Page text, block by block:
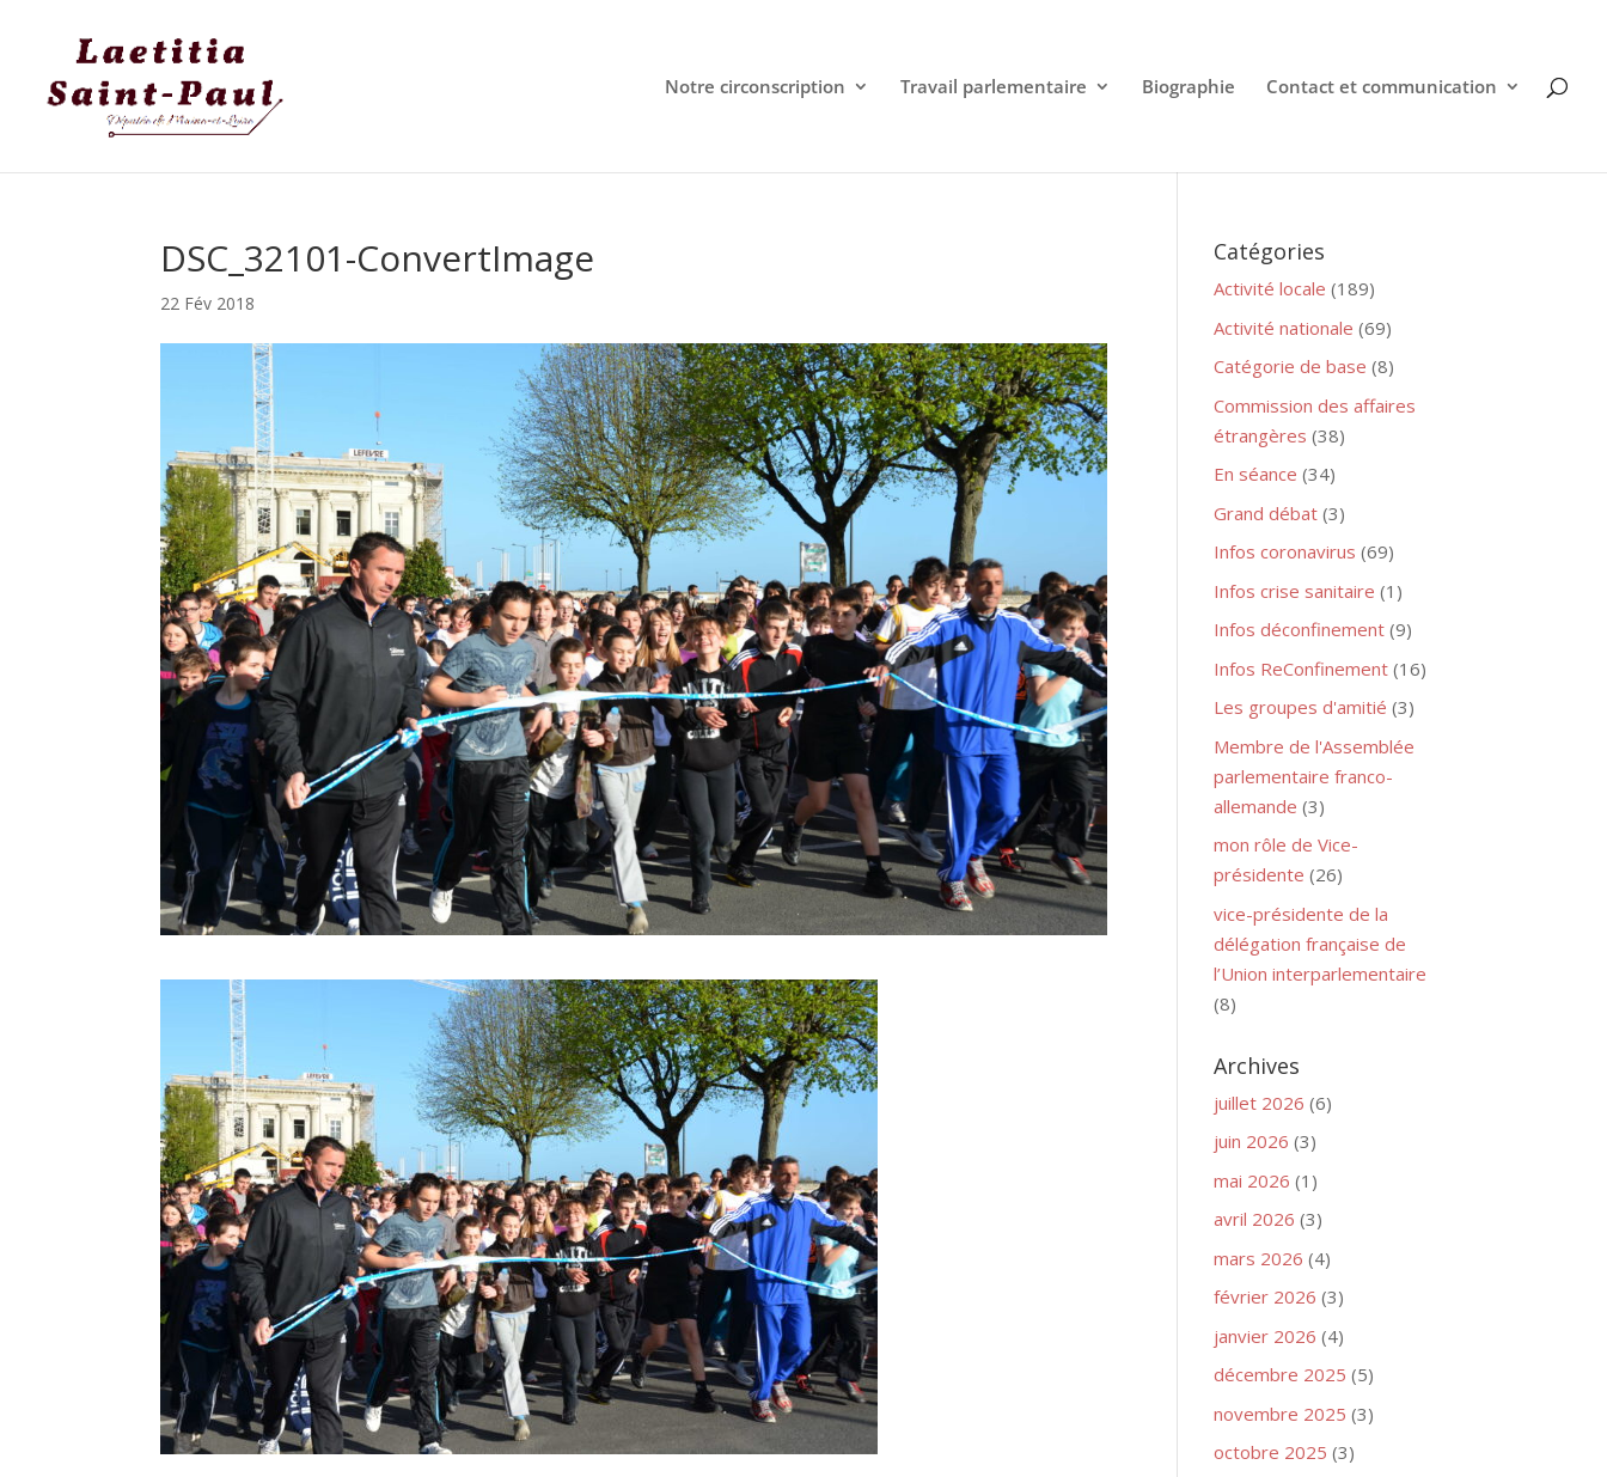
Notre circonscription Travail parlementaire Biographie Contact et communication
DSC_32101-ConvertImage
22 Fév 2018
Catégories
Activité locale (189)
Activité nationale (69)
Catégorie de base (8)
Commission des affaires
étrangères (38)
En séance (34)
Grand débat (3)
Infos coronavirus (69)
Infos crise sanitaire (1)
Infos déconfinement (9)
Infos ReConfinement (16)
Les groupes d'amitié (3)
Membre de l'Assemblée
parlementaire franco-
allemande (3)
mon rôle de Vice-
présidente (26)
vice-présidente de la
délégation française de
l’Union interparlementaire
(8)
Archives
juillet 2026 (6)
juin 2026 (3)
mai 2026 (1)
avril 2026 (3)
mars 2026 (4)
février 2026 (3)
janvier 2026 (4)
décembre 2025 (5)
novembre 2025 (3)
octobre 2025 (3)